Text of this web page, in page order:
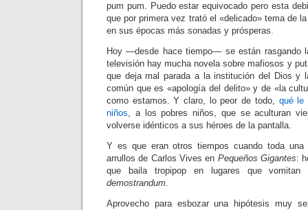
pum pum. Puedo estar equivocado pero esta
que por primera vez trató el «delicado» tema de
en sus épocas más sonadas y prósperas.
Hoy —desde hace tiempo— se están rasgando
televisión hay mucha novela sobre mafiosos y
que deja mal parada a la institución del Dios y
común que es «apología del delito» y de «la
como estamos. Y claro, lo peor de todo, qué le
niños, a los pobres niños, que se aculturan
volverse idénticos a sus héroes de la pantalla.
Y es que eran otros tiempos cuando toda una
arrullos de Carlos Vives en Pequeños Gigantes:
que baila tropipop en lugares que
demostrandum.
Aprovecho para esbozar una hipótesis muy